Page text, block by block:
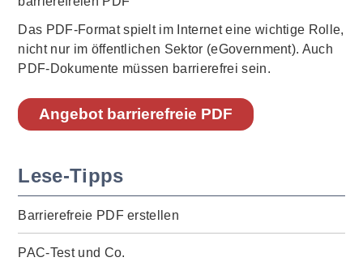
Das PDF-Format spielt im Internet eine wichtige Rolle,
nicht nur im öffentlichen Sektor (eGovernment). Auch
PDF-Dokumente müssen barrierefrei sein.
Angebot barrierefreie PDF
Lese-Tipps
Barrierefreie PDF erstellen
PAC-Test und Co.